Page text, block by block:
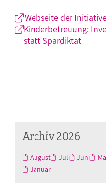
Webseite der
Kinderbetreuung:
statt Spardiktat
Archiv 2026
August Juli Juni
Januar